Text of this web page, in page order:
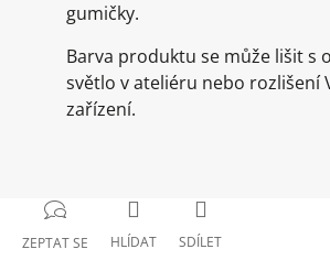
gumičky.
Barva produktu se může lišit s
světlo v ateliéru nebo rozlišení
zařízení.
ZEPTAT SE HLÍDAT SDÍLET